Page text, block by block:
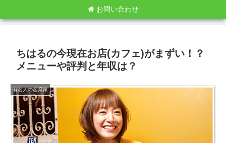
お問い合わせ
ちはるの今現在お店(カフェ)がまずい！？
メニューや評判と年収は？
有名人の起業家